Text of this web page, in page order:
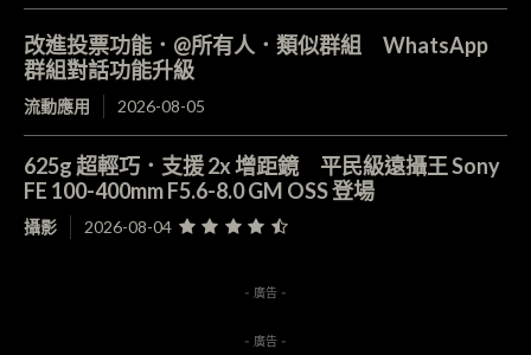
改進投票功能．@所有人．類似群組 WhatsApp
群組對話功能升級
流動應用 2026-08-05
625g 超輕巧．支援 2x 增距鏡 平民級遠攝王 Sony
FE 100-400mm F5.6-8.0 GM OSS 登場
攝影 2026-08-04
- 廣告 -
- 廣告 -